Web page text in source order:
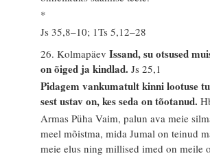
*
Js 35,8–10; 1Ts 5,12–28
26. KolmapäevIssand, su otsused
on õiged ja kindlad.Js 25,1
Pidagem vankumatult kinni lootuse
sest ustav on, kes seda on tõotanud.
Armas Püha Vaim, palun ava meie
meel mõistma, mida Jumal on teinud
meie elus ning millised imed on meile